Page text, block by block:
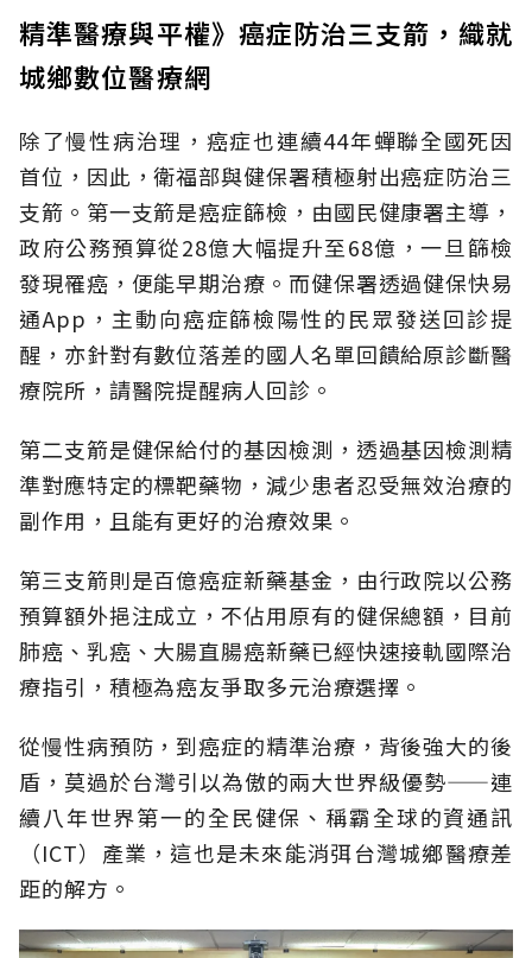
精準醫療與平權》癌症防治三支箭，織就
城鄉數位醫療網
除了慢性病治理，癌症也連續44年蟬聯全國死因
首位，因此，衛福部與健保署積極射出癌症防治三
支箭。第一支箭是癌症篩檢，由國民健康署主導，
政府公務預算從28億大幅提升至68億，一旦篩檢
發現罹癌，便能早期治療。而健保署透過健保快易
通App，主動向癌症篩檢陽性的民眾發送回診提
醒，亦針對有數位落差的國人名單回饋給原診斷醫
療院所，請醫院提醒病人回診。
第二支箭是健保給付的基因檢測，透過基因檢測精
準對應特定的標靶藥物，減少患者忍受無效治療的
副作用，且能有更好的治療效果。
第三支箭則是百億癌症新藥基金，由行政院以公務
預算額外挹注成立，不佔用原有的健保總額，目前
肺癌、乳癌、大腸直腸癌新藥已經快速接軌國際治
療指引，積極為癌友爭取多元治療選擇。
從慢性病預防，到癌症的精準治療，背後強大的後
盾，莫過於台灣引以為傲的兩大世界級優勢——連
續八年世界第一的全民健保、稱霸全球的資通訊
（ICT）產業，這也是未來能消弭台灣城鄉醫療差
距的解方。